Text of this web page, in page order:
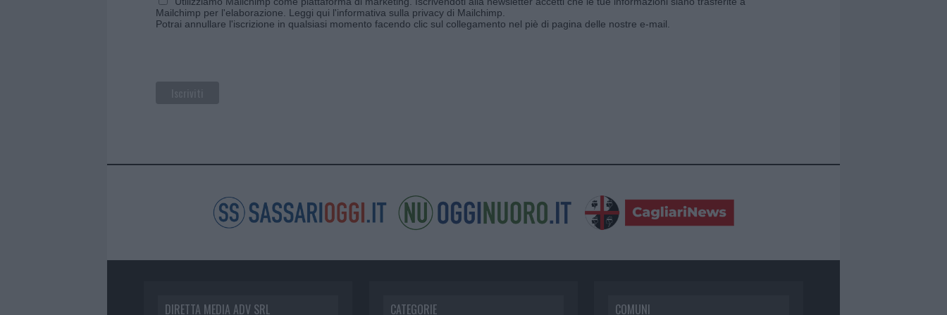
Mailchimp per l'elaborazione. Leggi qui l'informativa sulla privacy di Mailchimp
Potrai annullare l'iscrizione in qualsiasi momento facendo clic sul collegamento nel piè di pagina delle nostre e-mail.
DIRETTA MEDIA ADV SRL
CATEGORIE COMUNI